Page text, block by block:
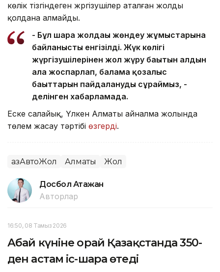
көлік тізгіндеген жүргізушілер аталған жолды
қолдана алмайды.
- Бұл шара жолдағы жөндеу жұмыстарына
байланысты енгізілді. Жүк көлігі
жүргізушілерінен жол жүру бағытын алдын
ала жоспарлап, балама қозғалыс
бағыттарын пайдалануды сұраймыз, -
делінген хабарламада.
Еске салайық, Үлкен Алматы айналма жолында
төлем жасау тәртібі өзгерді.
ҚазАвтоЖол Алматы Жол
Досбол Атажан
Авторлар
16:50, 08 Тамыз 2026
Абай күніне орай Қазақстанда 350-
ден астам іс-шара өтеді